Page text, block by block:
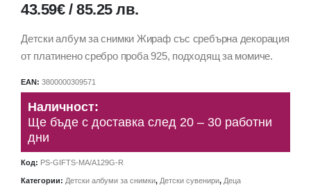
43.59€ /85.25лв.
Детски албум за снимки Жираф със сребърна декорация
от платинено сребро проба 925, подходящ за момиче.
EAN: 3800000309571
Наличност:
Ще бъде с доставка след 20 – 30 работни
дни
Код: PS-GIFTS-MA/A129G-R
Категории: Детски албуми за снимки, Детски сувенири, Деца